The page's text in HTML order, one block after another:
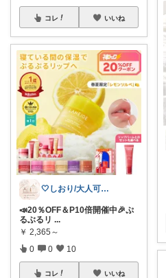
コレ いいね
🤍しおり/大人可愛いroom🤍
📣20％OFF＆P10倍開催中🎉ぷ
るぶるリ ...
￥ 2,365～
0 0 10
コレ いいね